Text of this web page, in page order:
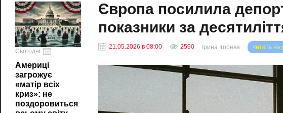
Сьогодні
Америці
загрожує
«матір всіх
криз»: не
поздоровиться
Європа посилила
показники за
21.05.2026 в 08:00 2590 читать на
Ірина Ігорева